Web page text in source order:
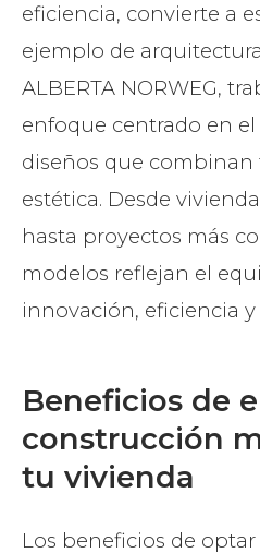
eficiencia, convierte a
ejemplo de
ALBERTA NORWEG,
enfoque centrado en
diseños que
estética. Desde
hasta proyectos más
modelos reflejan el
innovación, eficiencia y
Beneficios de
construcción
tu vivienda
Los beneficios de